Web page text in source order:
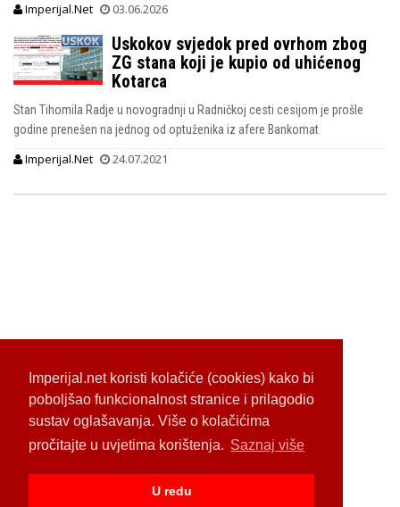
Imperijal.net koristi kolačiće (cookies) kako bi
poboljšao funkcionalnost stranice i prilagodio
sustav oglašavanja. Više o kolačićima
pročitajte u uvjetima korištenja. Saznaj više
U redu
Imperijal.Net 03.06.2026
Uskokov svjedok pred ovrhom zbog
ZG stana koji je kupio od uhićenog
Kotarca
Stan Tihomila Radje u novogradnji u Radničkoj cesti cesijom je prošle
godine prenešen na jednog od optuženika iz afere Bankomat
Imperijal.Net 24.07.2021